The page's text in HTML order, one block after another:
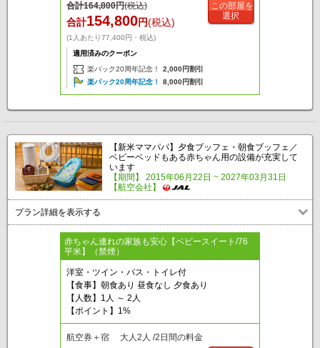
合計164,800円(税込)
合計154,800円(税込)
(1人あたり77,400円・税込)
適用済みのクーポン
楽パック20周年記念！
2,000円割引
楽パック20周年記念！
8,000円割引
この部屋を
選択
【新米ママパパ】夕食ブッフェ・朝食ブッフェ／
ベビーベッドもある赤ちゃん用の設備が充実して
います
【期間】 2015年06月22日 ~ 2027年03月31日
【航空会社】
プラン詳細を表示する
赤ちゃん連れの家族も安心【ベビースイート/76
平米】（禁煙）
洋室・ツイン・バス・トイレ付
【食事】朝食あり 昼食なし 夕食あり
【人数】1人 ～ 2人
【ポイント】1%
航空券＋宿 大人2人 /2日間の料金